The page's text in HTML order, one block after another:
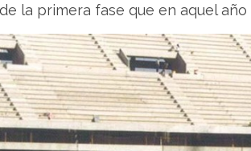
la primera fase que en aquel